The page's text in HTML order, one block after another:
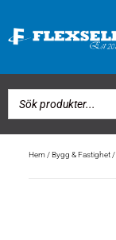
Hem/Bygg & Fastighet/